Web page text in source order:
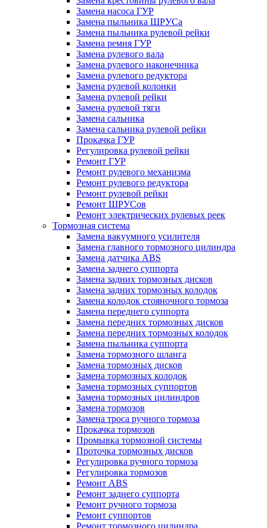
Замена насоса ГУР
Замена пыльника ШРУСа
Замена пыльника рулевой рейки
Замена ремня ГУР
Замена рулевого вала
Замена рулевого наконечника
Замена рулевого редуктора
Замена рулевой колонки
Замена рулевой рейки
Замена рулевой тяги
Замена сальника
Замена сальника рулевой рейки
Прокачка ГУР
Регулировка рулевой рейки
Ремонт ГУР
Ремонт рулевого механизма
Ремонт рулевого редуктора
Ремонт рулевой рейки
Ремонт ШРУСов
Ремонт электрических рулевых реек
Тормозная система
Замена вакуумного усилителя
Замена главного тормозного цилиндра
Замена датчика ABS
Замена заднего суппорта
Замена задних тормозных дисков
Замена задних тормозных колодок
Замена колодок стояночного тормоза
Замена переднего суппорта
Замена передних тормозных дисков
Замена передних тормозных колодок
Замена пыльника суппорта
Замена тормозного шланга
Замена тормозных дисков
Замена тормозных колодок
Замена тормозных суппортов
Замена тормозных цилиндров
Замена тормозов
Замена троса ручного тормоза
Прокачка тормозов
Промывка тормозной системы
Проточка тормозных дисков
Регулировка ручного тормоза
Регулировка тормозов
Ремонт ABS
Ремонт заднего суппорта
Ремонт ручного тормоза
Ремонт суппортов
Ремонт тормозного цилиндра